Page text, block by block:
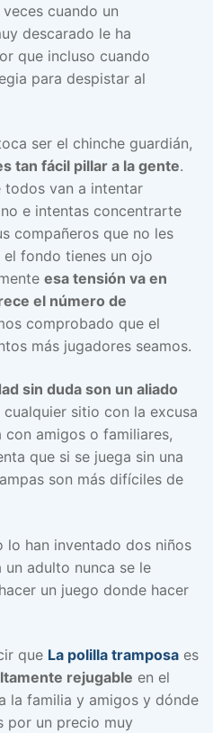
cuando un
descarado le ha
que incluso cuando
para despistar al
ser el chinche guardián,
tan fácil pillar a la gente.
todos van a intentar
e intentas concentrarte
compañeros que no les
fondo tienes un ojo
esa tensión va en
el número de
comprobado que el
más jugadores seamos.
sin duda son un aliado
sitio con la excusa
amigos o familiares,
que si se juega sin una
son más difíciles de
lo han inventado dos niños
un adulto nunca se le
un juego donde hacer
que La polilla tramposa es
rejugable en el
la familia y amigos y dónde
por un precio muy